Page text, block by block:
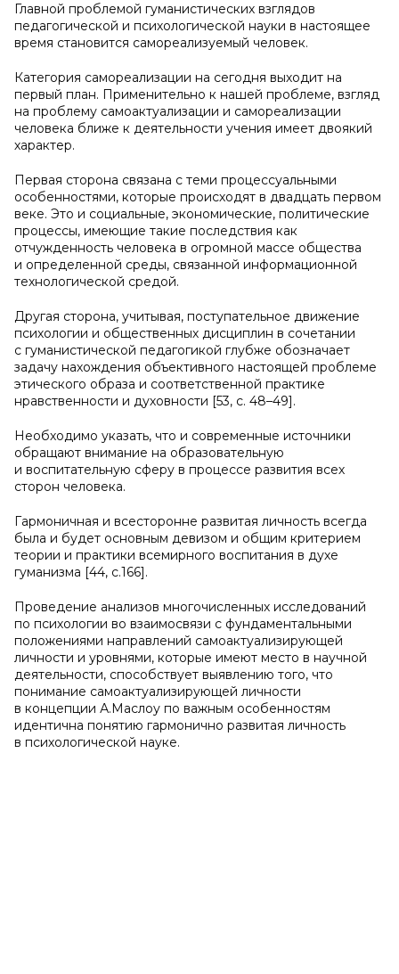
Главной проблемой гуманистических взглядов
педагогической и психологической науки в настоящее
время становится самореализуемый человек.
Категория самореализации на сегодня выходит на
первый план. Применительно к нашей проблеме, взгляд
на проблему самоактуализации и самореализации
человека ближе к деятельности учения имеет двоякий
характер.
Первая сторона связана с теми процессуальными
особенностями, которые происходят в двадцать первом
веке. Это и социальные, экономические, политические
процессы, имеющие такие последствия как
отчужденность человека в огромной массе общества
и определенной среды, связанной информационной
технологической средой.
Другая сторона, учитывая, поступательное движение
психологии и общественных дисциплин в сочетании
с гуманистической педагогикой глубже обозначает
задачу нахождения объективного настоящей проблеме
этического образа и соответственной практике
нравственности и духовности [53, с. 48–49].
Необходимо указать, что и современные источники
обращают внимание на образовательную
и воспитательную сферу в процессе развития всех
сторон человека.
Гармоничная и всесторонне развитая личность всегда
была и будет основным девизом и общим критерием
теории и практики всемирного воспитания в духе
гуманизма [44, с.166].
Проведение анализов многочисленных исследований
по психологии во взаимосвязи с фундаментальными
положениями направлений самоактуализирующей
личности и уровнями, которые имеют место в научной
деятельности, способствует выявлению того, что
понимание самоактуализирующей личности
в концепции А.Маслоу по важным особенностям
идентична понятию гармонично развитая личность
в психологической науке.